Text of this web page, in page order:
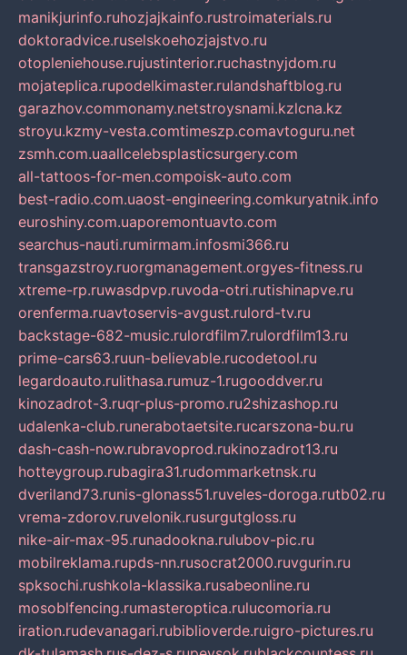
manikjurinfo.ruhozjajkainfo.rustroimaterials.ru
doktoradvice.ruselskoehozjajstvo.ru
otopleniehouse.rujustinterior.ruchastnyjdom.ru
mojateplica.rupodelkimaster.rulandshaftblog.ru
garazhov.commonamy.netstroysnami.kzlcna.kz
stroyu.kzmy-vesta.comtimeszp.comavtoguru.net
zsmh.com.uaallcelebsplasticsurgery.com
all-tattoos-for-men.compoisk-auto.com
best-radio.com.uaost-engineering.comkuryatnik.info
euroshiny.com.uaporemontuavto.com
searchus-nauti.rumirmam.infosmi366.ru
transgazstroy.ruorgmanagement.orgyes-fitness.ru
xtreme-rp.ruwasdpvp.ruvoda-otri.rutishinapve.ru
orenferma.ruavtoservis-avgust.rulord-tv.ru
backstage-682-music.rulordfilm7.rulordfilm13.ru
prime-cars63.ruun-believable.rucodetool.ru
legardoauto.rulithasa.rumuz-1.rugooddver.ru
kinozadrot-3.ruqr-plus-promo.ru2shizashop.ru
udalenka-club.runerabotaetsite.rucarszona-bu.ru
dash-cash-now.rubravoprod.rukinozadrot13.ru
hotteygroup.rubagira31.rudommarketnsk.ru
dveriland73.runis-glonass51.ruveles-doroga.rutb02.ru
vrema-zdorov.ruvelonik.rusurgutgloss.ru
nike-air-max-95.runadookna.rulubov-pic.ru
mobilreklama.rupds-nn.rusocrat2000.ruvgurin.ru
spksochi.rushkola-klassika.rusabeonline.ru
mosoblfencing.rumasteroptica.rulucomoria.ru
iration.rudevanagari.rubiblioverde.ruigro-pictures.ru